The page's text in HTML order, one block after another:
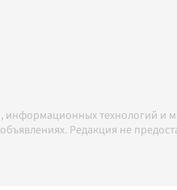
технологий и
Редакция не